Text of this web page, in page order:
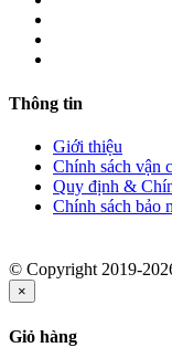
Thông tin
Giới thiệu
Chính sách vận
Quy định &
Chính sách bảo
© Copyright 2019-
×
Giỏ hàng